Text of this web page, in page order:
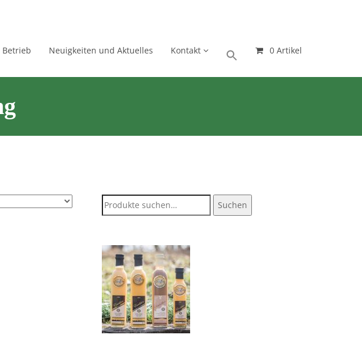
Betrieb Neuigkeiten und Aktuelles Kontakt 0 Artikel
Suche
Suchen